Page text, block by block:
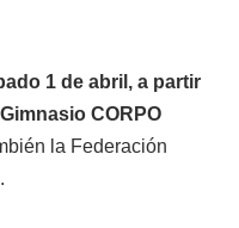
1 de abril, a partir
Gimnasio CORPO
la Federación